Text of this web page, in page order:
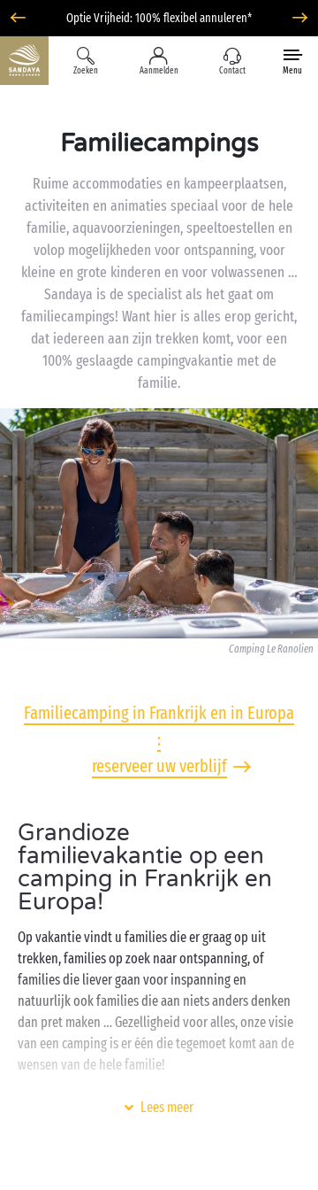
Optie Vrijheid: 100% flexibel annuleren*
Zoeken Aanmelden Contact Menu
Familiecampings
Ruime accommodaties en kampeerplaatsen,
activiteiten en animaties speciaal voor de hele
familie, aquavoorzieningen, speeltoestellen en
volop mogelijkheden voor ontspanning, voor
kleine en grote kinderen en voor volwassenen …
Sandaya is de specialist als het gaat om
familiecampings! Want hier is alles erop gericht,
dat iedereen aan zijn trekken komt, voor een
100% geslaagde campingvakantie met de
familie.
Camping Le Ranolien
Familiecamping in Frankrijk en in Europa
:
reserveer uw verblijf
Grandioze
familievakantie op een
camping in Frankrijk en
Europa!
Op vakantie vindt u families die er graag op uit
trekken, families op zoek naar ontspanning, of
families die liever gaan voor inspanning en
natuurlijk ook families die aan niets anders denken
dan pret maken … Gezelligheid voor alles, onze visie
van een camping is er één die tegemoet komt aan de
wensen van de hele familie!
Tijdens een verblijf met de kinderen is hun
Lees meer